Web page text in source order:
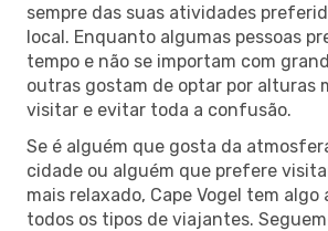
sempre das suas atividades
local. Enquanto algumas pessoas
tempo e não se importam com
outras gostam de optar por alturas
visitar e evitar toda a confusão.
Se é alguém que gosta da
cidade ou alguém que prefere
mais relaxado, Cape Vogel tem algo
todos os tipos de viajantes.